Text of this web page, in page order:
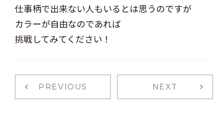
仕事柄で出来ない人もいるとは思うのですが
カラーが自由なのであれば
挑戦してみてください！
PREVIOUS NEXT